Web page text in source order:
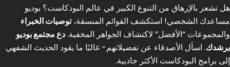
هل تشعر بالإرهاق من التنوع الكبير في عالم البودكاست؟ بوديو
مساعدك الشخصي! استكشف القوائم المنسقة،توصيات الخبراء
والمجموعات “الأفضل” لاكتشاف الجواهر المخفية.دع مجتمع بوديو
يرشدك. اسأل الأصدقاء عن تفضيلاتهم- غالبًا ما يقود الحديث الشفهي
إلى برامج البودكاست الأكثر جاذبية.